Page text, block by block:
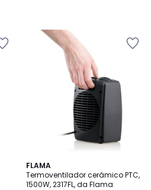
FLAMA
Termoventilador cerâmico PTC,
1500W, 2317FL, da Flama